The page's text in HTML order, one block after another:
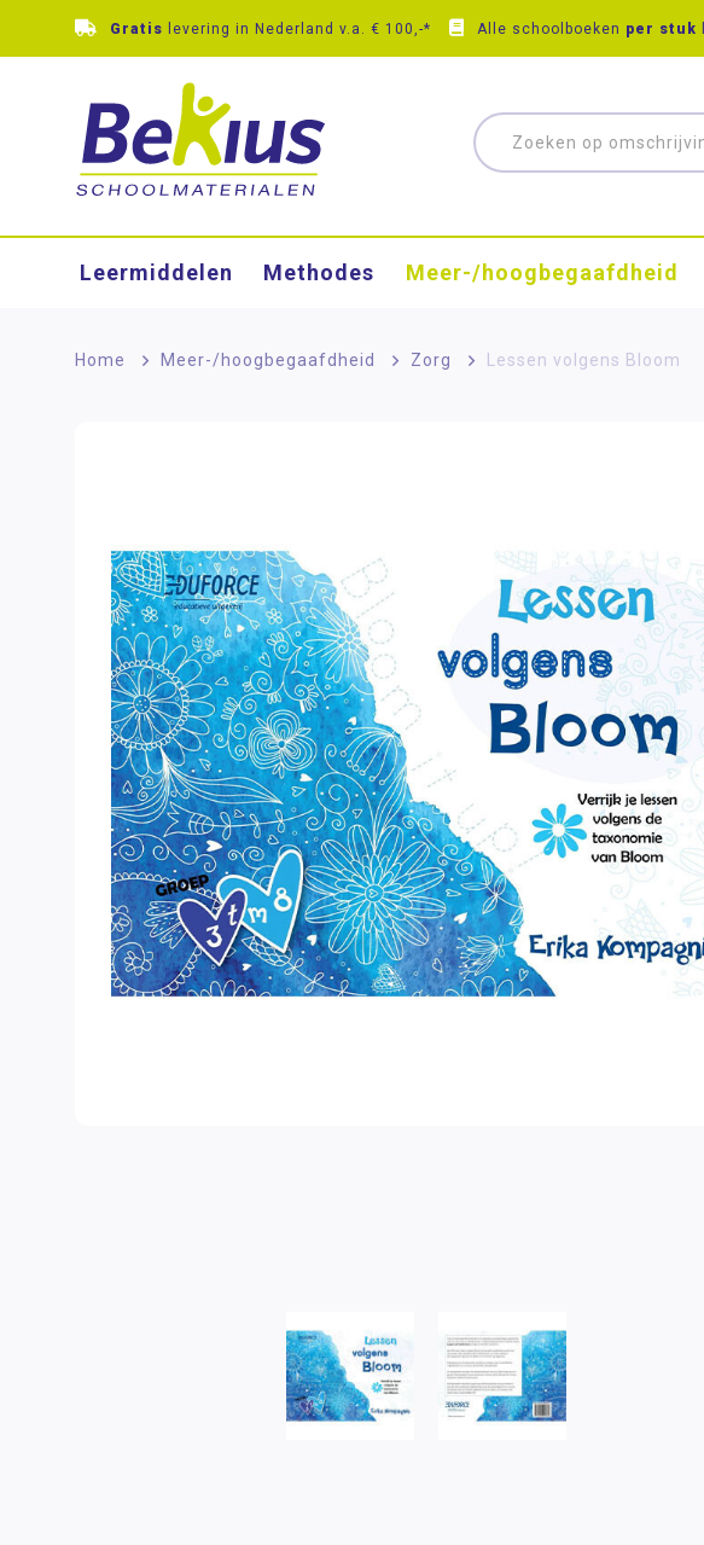
Gratis levering in Nederland v.a. € 100,-* Alle schoolboeken per stuk
Leermiddelen Methodes Meer-/hoog­begaafdheid
Home > Meer-/hoog­begaafdheid > Zorg > Lessen volgens Bloom